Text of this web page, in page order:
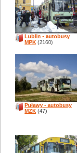
Lublin - autobusy
MPK (2160)
Puławy - autobusy
MZK (47)